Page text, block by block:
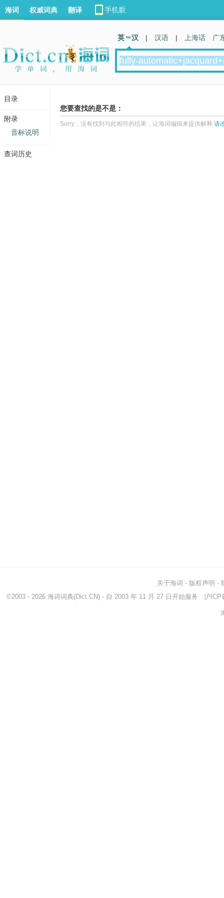
您要查找的是不是：
Sorry，没有找到与此相符的结果，让海词编辑来提供解释 请
海词 权威词典 翻译
英 汉 | 汉语 | 上海话 广
关于海词 - 版权声明 -
©2003 - 2026 海词词典(Dict.CN) - 自 2003 年 11 月 27 日开始服务 沪ICP
目录
附录
音标说明
查词历史